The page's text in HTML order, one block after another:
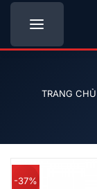
Bỏ
nội
TRANG CHỦ
-37%